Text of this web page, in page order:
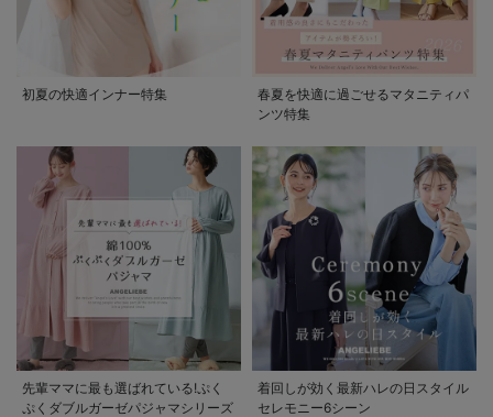
初夏の快適インナー特集
春夏を快適に過ごせるマタニティパ
ンツ特集
先輩ママに最も選ばれている!ぷく
ぷくダブルガーゼパジャマシリーズ
着回しが効く最新ハレの日スタイル
セレモニー6シーン